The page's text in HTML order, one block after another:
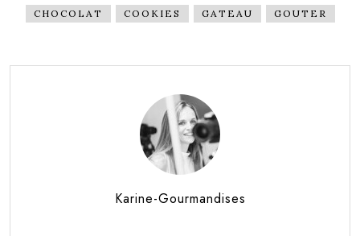
CHOCOLAT COOKIES GATEAU GOUTER
Karine-Gourmandises